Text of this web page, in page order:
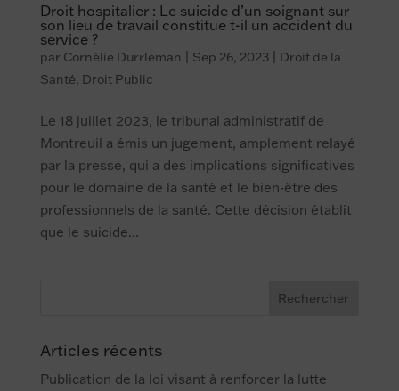
Droit hospitalier : Le suicide d’un soignant sur
son lieu de travail constitue t-il un accident du
service ?
par Cornélie Durrleman Sep 26, 2023| Droit de la
Santé Droit Public
Le 18 juillet 2023, le tribunal administratif de
Montreuil a émis un jugement, amplement relayé
par la presse, qui a des implications significatives
pour le domaine de la santé et le bien-être des
professionnels de la santé. Cette décision établit
que le suicide...
Articles récents
Publication de la loi visant à renforcer la lutte